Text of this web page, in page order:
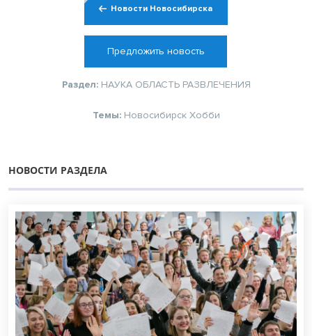
Новости Новосибирска
Предложить новость
Раздел: НАУКА ОБЛАСТЬ РАЗВЛЕЧЕНИЯ
Темы: Новосибирск Хобби
НОВОСТИ РАЗДЕЛА